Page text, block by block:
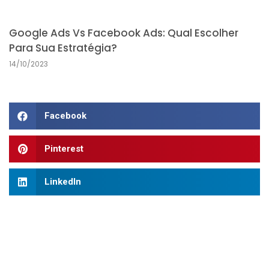
Google Ads Vs Facebook Ads: Qual Escolher
Para Sua Estratégia?
14/10/2023
Facebook
Pinterest
LinkedIn